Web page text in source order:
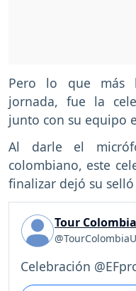
Pero lo que más
jornada, fue la
junto con su equipo
Al darle el
colombiano, este
finalizar dejó su
Tour
Celebración